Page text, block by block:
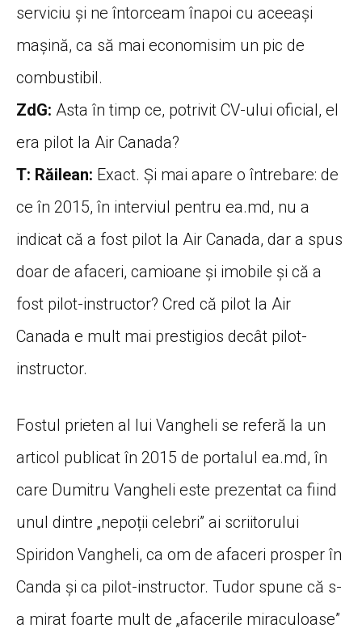
serviciu și ne întorceam înapoi cu aceeași
mașină, ca să mai economisim un pic de
combustibil.
ZdG: Asta în timp ce, potrivit CV-ului oficial, el
era pilot la Air Canada?
T: Răilean: Exact. Și mai apare o întrebare: de
ce în 2015, în interviul pentru ea.md, nu a
indicat că a fost pilot la Air Canada, dar a spus
doar de afaceri, camioane și imobile și că a
fost pilot-instructor? Cred că pilot la Air
Canada e mult mai prestigios decât pilot-
instructor.
Fostul prieten al lui Vangheli se referă la un
articol publicat în 2015 de portalul ea.md, în
care Dumitru Vangheli este prezentat ca fiind
unul dintre „nepoții celebri” ai scriitorului
Spiridon Vangheli, ca om de afaceri prosper în
Canda și ca pilot-instructor. Tudor spune că s-
a mirat foarte mult de „afacerile miraculoase”